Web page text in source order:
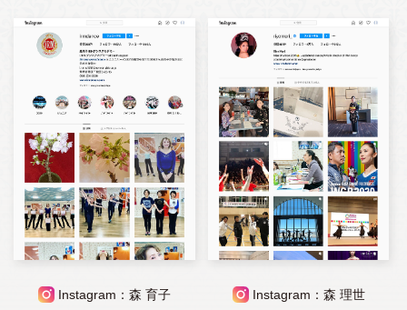
Instagram：森 育子 Instagram：森 理世